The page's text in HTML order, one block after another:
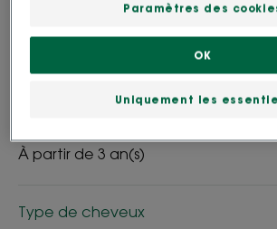
Utilisable par
À partir de 3 an(s)
Type de cheveux
Paramètres des
Uniquement les
OK